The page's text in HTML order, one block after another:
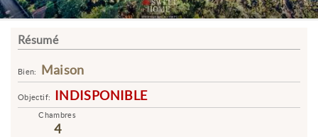
Résumé
Bien: Maison
Objectif: INDISPONIBLE
Chambres
4